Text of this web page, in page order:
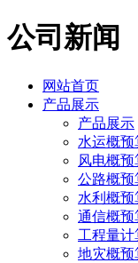
公司新闻
网站首页
产品展示
产品展示
水运概
风电概
公路概预
水利概
通信概预
工程量
地灾概预